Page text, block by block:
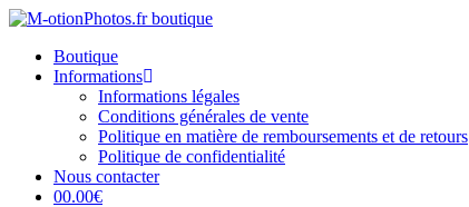
Skip
contentBoutique
Informations
Informations légales
Conditions générales de vente
Politique en matière de remboursements et de retours
Politique de confidentialité
Nous contacter
00.00€